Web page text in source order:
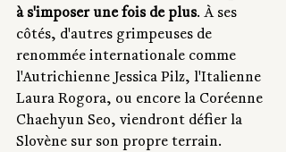
à s'imposer une fois de plus. À ses
côtés, d'autres grimpeuses de
renommée internationale comme
l'Autrichienne Jessica Pilz, l'Italienne
Laura Rogora, ou encore la Coréenne
Chaehyun Seo, viendront défier la
Slovène sur son propre terrain.